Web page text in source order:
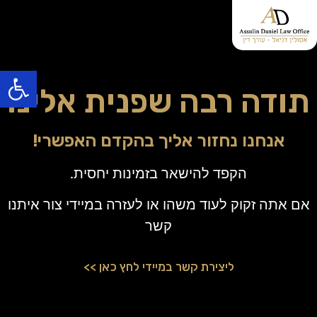
פתח
תודה רבה שפנית אלינו
אנחנו נחזור אליך בהקדם האפשרי!
הקפד להישאר בזמינות יחסית.
אם אתה זקוק לעוד משהו או לעזרה במיידי צור איתנו
קשר
ליצירת קשר במיידי לחץ כאן >>